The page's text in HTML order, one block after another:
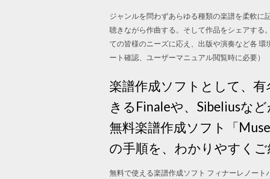
ジャンルを問わずあらゆる種類の楽譜を柔軟
聴きながら作曲する。そして作品をシェアする
ての皆様のニーズに応え、出版や演奏など各
ート確認、ユーザーマニュアル閲覧時に必要）
楽譜作成ソフトとして、
きるFinaleや、Sibeliusな
無料楽譜作成ソフト「
の手順を、わかりやすくご
無料で使える楽譜作成ソフト フィナーレノー